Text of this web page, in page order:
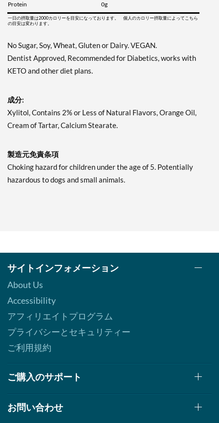
Juicy Berry Mix - Pouch 2
販売価格: £5.06
ディスカウント％ 7%
販売価格: £5.06
ディスカウント％ 7%
Pouch 2 oz
販売価格: £5.06
カートに入れる »
ディスカウント％ 7%
販売価格: £5.06
ディスカウント％ 7%
カートに入れる »
Real Lemon - Pouch 2 oz
Protein
0g
一日の摂取量は2000カロリーを目安になっております。 個人のカロリー摂取量によってこちら
の目安は変わります。
No Sugar, Soy, Wheat, Gluten or Dairy. VEGAN.
Dentist Approved, Recommended for Diabetics, works with
KETO and other diet plans.
成分:
Xylitol, Contains 2% or Less of Natural Flavors, Orange Oil,
Cream of Tartar, Calcium Stearate.
製造元免責条項
Choking hazard for children under the age of 5. Potentially
hazardous to dogs and small animals.
サイトインフォメーション
About Us
Accessibility
アフィリエイトプログラム
プライバシーとセキュリティー
ご利用規約
ご購入のサポート
お問い合わせ